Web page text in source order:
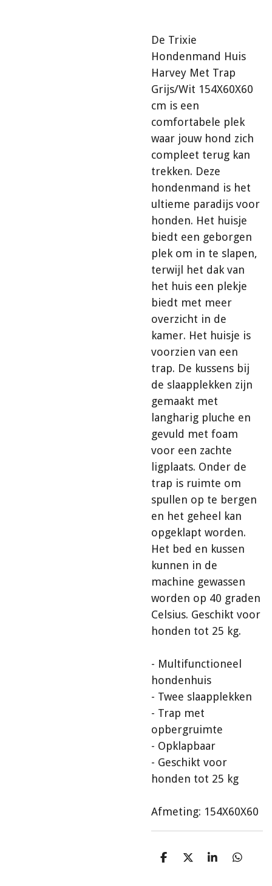
De Trixie
Hondenmand Huis
Harvey Met Trap
Grijs/Wit 154X60X60
cm is een
comfortabele plek
waar jouw hond zich
compleet terug kan
trekken. Deze
hondenmand is het
ultieme paradijs voor
honden. Het huisje
biedt een geborgen
plek om in te slapen,
terwijl het dak van
het huis een plekje
biedt met meer
overzicht in de
kamer. Het huisje is
voorzien van een
trap. De kussens bij
de slaapplekken zijn
gemaakt met
langharig pluche en
gevuld met foam
voor een zachte
ligplaats. Onder de
trap is ruimte om
spullen op te bergen
en het geheel kan
opgeklapt worden.
Het bed en kussen
kunnen in de
machine gewassen
worden op 40 graden
Celsius. Geschikt voor
honden tot 25 kg.
- Multifunctioneel
hondenhuis
- Twee slaapplekken
- Trap met
opbergruimte
- Opklapbaar
- Geschikt voor
honden tot 25 kg
Afmeting: 154X60X60
D
D
S
D